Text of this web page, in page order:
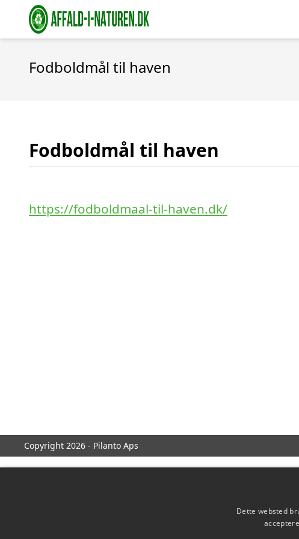
Fodboldmål til haven
Fodboldmål til haven
https://fodboldmaal-til-haven.dk/
Copyright 2026 - Pilanto Aps
Dette websted